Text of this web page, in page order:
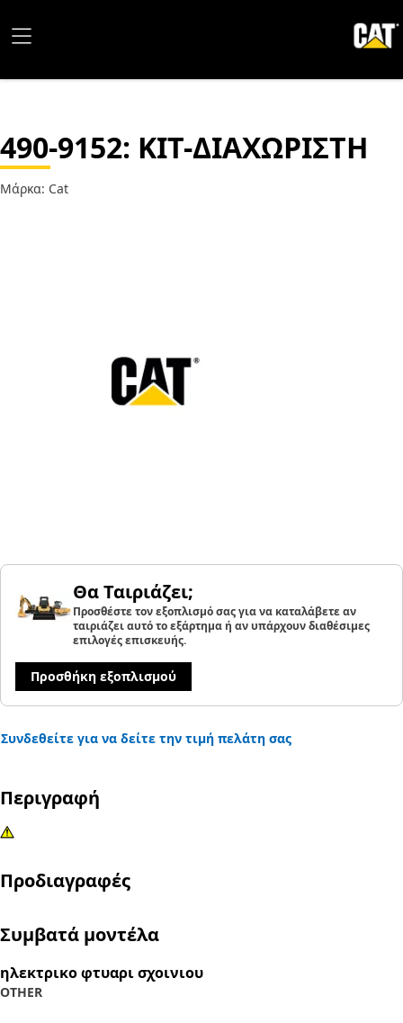
490-9152: ΚΙΤ-ΔΙΑΧΩΡΙΣΤΗ
Μάρκα: Cat
Θα Ταιριάζει;
Προσθέστε τον εξοπλισμό σας για να καταλάβετε αν
ταιριάζει αυτό το εξάρτημα ή αν υπάρχουν διαθέσιμες
επιλογές επισκευής.
Προσθήκη εξοπλισμού
Συνδεθείτε για να δείτε την τιμή πελάτη σας
Περιγραφή
Προδιαγραφές
Συμβατά μοντέλα
ηλεκτρικο φτυαρι σχοινιου
OTHER